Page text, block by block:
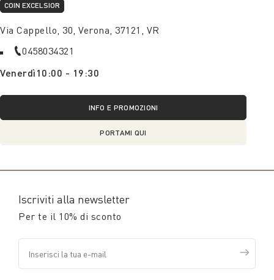
COIN EXCELSIOR
Via Cappello, 30, Verona, 37121, VR
0458034321
Venerdì 10:00 - 19:30
INFO E PROMOZIONI
PORTAMI QUI
Iscriviti alla newsletter
Per te il 10% di sconto